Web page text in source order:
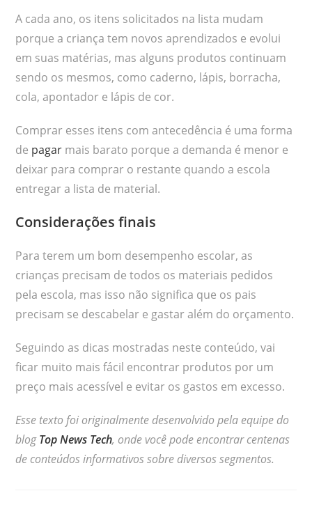
A cada ano, os itens solicitados na lista mudam
porque a criança tem novos aprendizados e evolui
em suas matérias, mas alguns produtos continuam
sendo os mesmos, como caderno, lápis, borracha,
cola, apontador e lápis de cor.
Comprar esses itens com antecedência é uma forma
de pagar mais barato porque a demanda é menor e
deixar para comprar o restante quando a escola
entregar a lista de material.
Considerações finais
Para terem um bom desempenho escolar, as
crianças precisam de todos os materiais pedidos
pela escola, mas isso não significa que os pais
precisam se descabelar e gastar além do orçamento.
Seguindo as dicas mostradas neste conteúdo, vai
ficar muito mais fácil encontrar produtos por um
preço mais acessível e evitar os gastos em excesso.
Esse texto foi originalmente desenvolvido pela equipe do
blogTop News Tech, onde você pode encontrar centenas
de conteúdos informativos sobre diversos segmentos.